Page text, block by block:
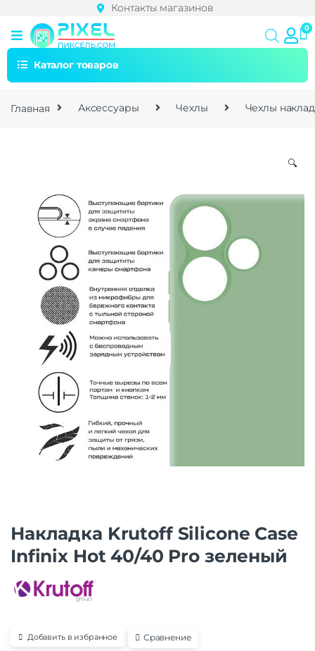
Контакты магазинов
Каталог товаров
Главная Аксессуары Чехлы Чехлы
🔍
Накладка Krutoff Silicone Case
Infinix Hot 40/40 Pro зеленый
Добавить в избранное Сравнение